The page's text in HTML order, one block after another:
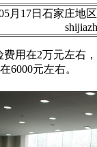
月17日石家庄地
用在2万元左
6000元左右。